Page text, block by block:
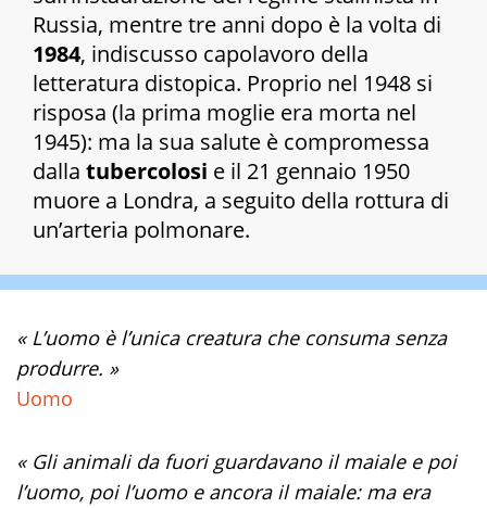
Russia, mentre tre anni dopo è la volta di
1984, indiscusso capolavoro della
letteratura distopica. Proprio nel 1948 si
risposa (la prima moglie era morta nel
1945): ma la sua salute è compromessa
dalla tubercolosi e il 21 gennaio 1950
muore a Londra, a seguito della rottura di
un’arteria polmonare.
« L’uomo è l’unica creatura che consuma senza
produrre. »
Uomo
« Gli animali da fuori guardavano il maiale e poi
l’uomo, poi l’uomo e ancora il maiale: ma era